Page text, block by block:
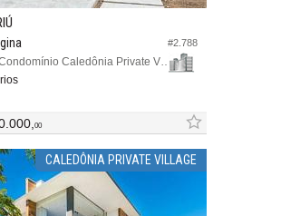
#2.788
Casa no Condomínio Caledônia Private Village
00
CALEDÔNIA PRIVATE VILLAGE